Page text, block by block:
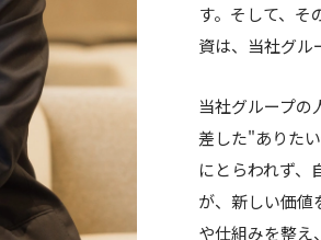
す。そして、そ
資は、当社グル
当社グループの
差した"ありた
にとらわれず、
が、新しい価値
や仕組みを整え